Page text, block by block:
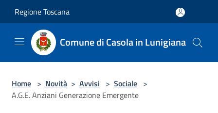
Regione Toscana
Comune di Casola in Lunigiana
Home > Novità > Avvisi > Sociale >
A.G.E. Anziani Generazione Emergente